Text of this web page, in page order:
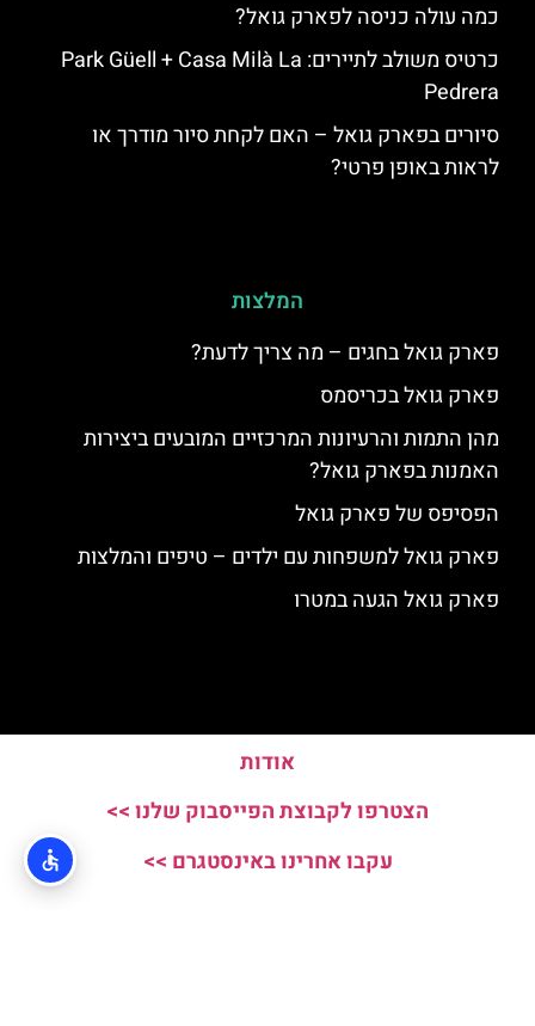
כמה עולה כניסה לפארק גואל?
כרטיס משולב לתיירים: Park Güell + Casa Milà La
Pedrera
סיורים בפארק גואל – האם לקחת סיור מודרך או
לראות באופן פרטי?
המלצות
פארק גואל בחגים – מה צריך לדעת?
פארק גואל בכריסמס
מהן התמות והרעיונות המרכזיים המובעים ביצירות
האמנות בפארק גואל?
הפסיפס של פארק גואל
פארק גואל למשפחות עם ילדים – טיפים והמלצות
פארק גואל הגעה במטרו
אודות
הצטרפו לקבוצת הפייסבוק שלנו >>
עקבו אחרינו באינסטגרם >>